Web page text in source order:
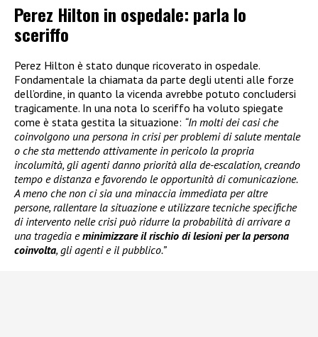
Perez Hilton in ospedale: parla lo
sceriffo
Perez Hilton è stato dunque ricoverato in ospedale.
Fondamentale la chiamata da parte degli utenti alle forze
dell’ordine, in quanto la vicenda avrebbe potuto concludersi
tragicamente. In una nota lo sceriffo ha voluto spiegate
come è stata gestita la situazione: “In molti dei casi che
coinvolgono una persona in crisi per problemi di salute mentale
o che sta mettendo attivamente in pericolo la propria
incolumità, gli agenti danno priorità alla de-escalation, creando
tempo e distanza e favorendo le opportunità di comunicazione.
A meno che non ci sia una minaccia immediata per altre
persone, rallentare la situazione e utilizzare tecniche specifiche
di intervento nelle crisi può ridurre la probabilità di arrivare a
una tragedia eminimizzare il rischio di lesioni per la persona
coinvolta, gli agenti e il pubblico.”